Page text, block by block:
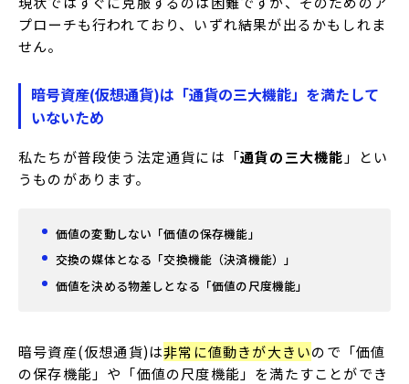
プローチも行われており、いずれ結果が出るかもしれま
せん。
暗号資産(仮想通貨)は「通貨の三大機能」を満たして
いないため
私たちが普段使う法定通貨には「通貨の三大機能 」とい
うものがあります。
価値の変動しない「価値の保存機能」
交換の媒体となる「交換機能（決済機能）」
価値を決める物差しとなる「価値の尺度機能」
暗号資産(仮想通貨)は非常に値動きが大きいので「価値
の保存機能」や「価値の尺度機能」を満たすことができ